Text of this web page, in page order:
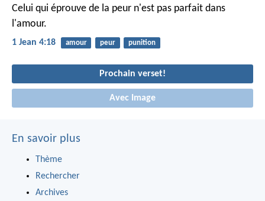
Celui qui éprouve de la peur n'est pas parfait dans
l'amour.
1 Jean 4:18 amour peur punition
Prochain verset!
Avec Image
En savoir plus
Thème
Rechercher
Archives